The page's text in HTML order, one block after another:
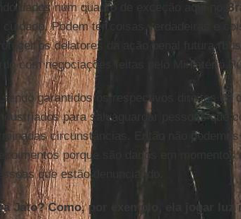
dados num quadro de exceção aqui no
cuidado. Podem ter coisas verdadeiras e
os delatores da ação penal futura
com negociações feitas pelo Ministério
sendo garantidos os respectivos direitos de
para salvaguardar pessoas que
circunstâncias. Então não
porque são dados em momentos
que estão denunciando.
Jato? Como, por exemplo, ela jogar luz